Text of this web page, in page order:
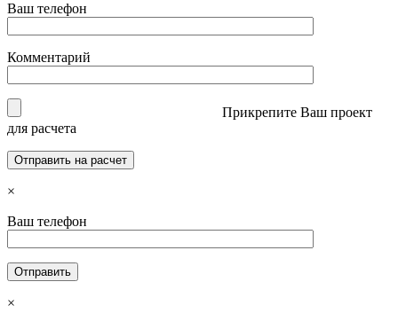
Ваш телефон
Комментарий
Прикрепите Ваш проект
для расчета
×
Ваш телефон
×